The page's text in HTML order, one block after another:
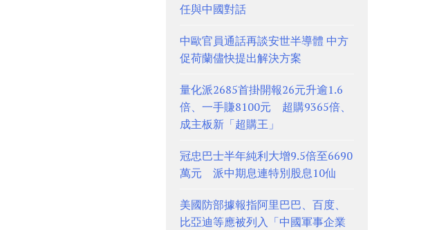
任與中國對話
中歐官員通話再談安世半導體 中方
促荷蘭儘快提出解決方案
量化派2685首掛開報26元升逾1.6
倍、一手賺8100元 超購9365倍、
成主板新「超購王」
冠忠巴士半年純利大增9.5倍至6690
萬元 派中期息連特別股息10仙
美國防部據報指阿里巴巴、百度、
比亞迪等應被列入「中國軍事企業